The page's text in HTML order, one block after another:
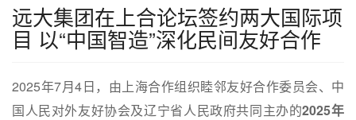
远大集团在上合论坛签约两大国际项
目 以“中国智造”深化民间友好合作
2025年7月4日，由上海合作组织睦邻友好合作委员会、中
国人民对外友好协会及辽宁省人民政府共同主办的2025年